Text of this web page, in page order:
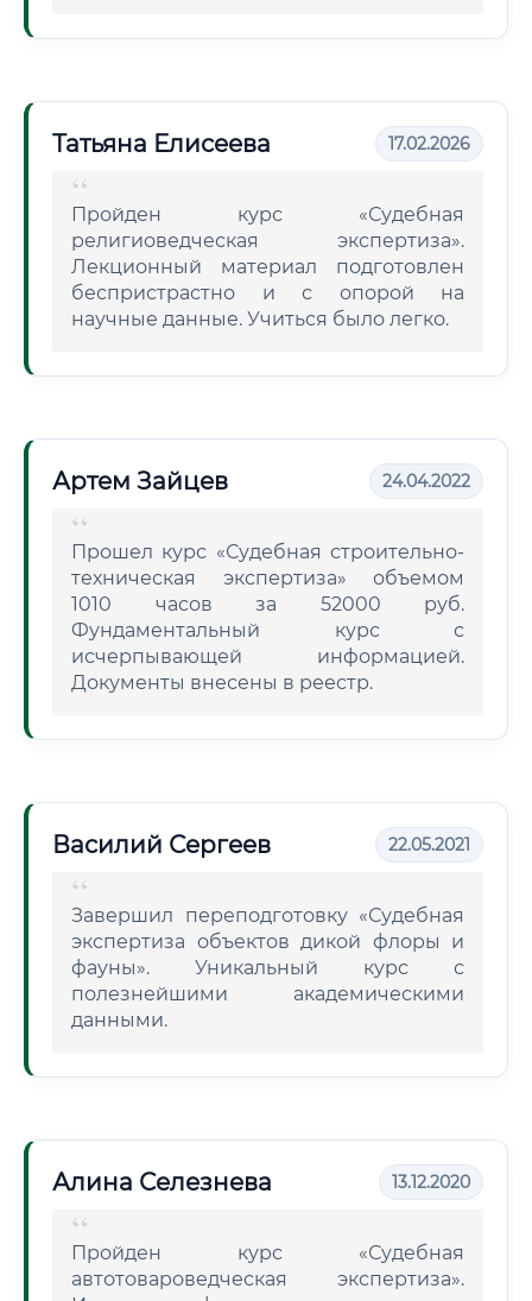
Татьяна Елисеева 17.02.2026
Пройден курс «Судебная
религиоведческая экспертиза».
Лекционный материал подготовлен
беспристрастно и с опорой на
научные данные. Учиться было легко.
Артем Зайцев 24.04.2022
Прошел курс «Судебная строительно-
техническая экспертиза» объемом
1010 часов за 52000 руб.
Фундаментальный курс с
исчерпывающей информацией.
Документы внесены в реестр.
Василий Сергеев 22.05.2021
Завершил переподготовку «Судебная
экспертиза объектов дикой флоры и
фауны». Уникальный курс с
полезнейшими академическими
данными.
Алина Селезнева 13.12.2020
Пройден курс «Судебная
автотовароведческая экспертиза».